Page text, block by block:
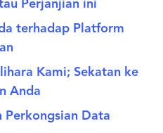
Perjanjian ini
terhadap Platform
Kami; Sekatan ke
Anda
Perkongsian Data